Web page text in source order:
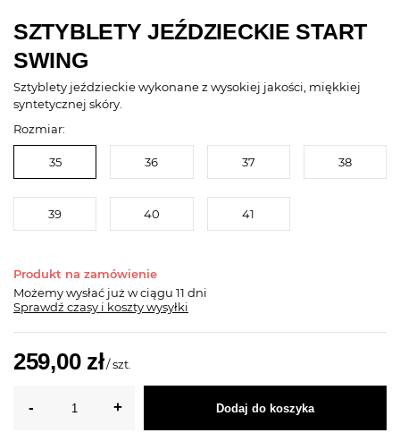
SZTYBLETY JEŹDZIECKIE START
SWING
Sztyblety jeździeckie wykonane z wysokiej jakości, miękkiej
syntetycznej skóry.
Rozmiar:
35 36 37 38
39 40 41
Produkt na zamówienie
Możemy wysłać już w ciągu 11 dni
Sprawdź czasy i koszty wysyłki
259,00 zł/szt.
Dodaj do koszyka